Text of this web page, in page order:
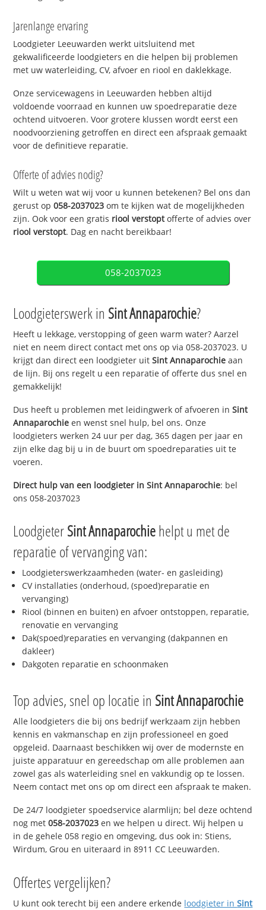
Jarenlange ervaring
Loodgieter Leeuwarden werkt uitsluitend met
gekwalificeerde loodgieters en die helpen bij problemen
met uw waterleiding, CV, afvoer en riool en daklekkage.
Onze servicewagens in Leeuwarden hebben altijd
voldoende voorraad en kunnen uw spoedreparatie deze
ochtend uitvoeren. Voor grotere klussen wordt eerst een
noodvoorziening getroffen en direct een afspraak gemaakt
voor de definitieve reparatie.
Offerte of advies nodig?
Wilt u weten wat wij voor u kunnen betekenen? Bel ons dan
gerust op058-2037023 om te kijken wat de mogelijkheden
zijn. Ook voor een gratis riool verstoptofferte of advies over
riool verstopt. Dag en nacht bereikbaar!
058-2037023
Loodgieterswerk in Sint Annaparochie?
Heeft u lekkage, verstopping of geen warm water? Aarzel
niet en neem direct contact met ons op via 058-2037023. U
krijgt dan direct een loodgieter uitSint Annaparochie aan
de lijn. Bij ons regelt u een reparatie of offerte dus snel en
gemakkelijk!
Dus heeft u problemen met leidingwerk of afvoeren inSint
Annaparochie en wenst snel hulp, bel ons. Onze
loodgieters werken 24 uur per dag, 365 dagen per jaar en
zijn elke dag bij u in de buurt om spoedreparaties uit te
voeren.
Direct hulp van een loodgieter inSint Annaparochie: bel
ons 058-2037023
LoodgieterSint Annaparochiehelpt u met de
reparatie of vervanging van:
Loodgieterswerkzaamheden (water- en gasleiding)
CV installaties (onderhoud, (spoed)reparatie en
vervanging)
Riool (binnen en buiten) en afvoer ontstoppen, reparatie,
renovatie en vervanging
Dak(spoed)reparaties en vervanging (dakpannen en
dakleer)
Dakgoten reparatie en schoonmaken
Top advies, snel op locatie in Sint Annaparochie
Alle loodgieters die bij ons bedrijf werkzaam zijn hebben
kennis en vakmanschap en zijn professioneel en goed
opgeleid. Daarnaast beschikken wij over de modernste en
juiste apparatuur en gereedschap om alle problemen aan
zowel gas als waterleiding snel en vakkundig op te lossen.
Neem contact met ons op om direct een afspraak te maken.
De 24/7 loodgieter spoedservice alarmlijn; bel deze ochtend
nog met058-2037023 en we helpen u direct. Wij helpen u
in de gehele 058 regio en omgeving, dus ook in: Stiens,
Wirdum, Grou en uiteraard in 8911 CC Leeuwarden.
Offertes vergelijken?
U kunt ook terecht bij een andere erkende loodgieter inSint